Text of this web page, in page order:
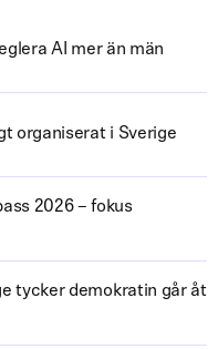
AI mer än män
organiserat i Sverige
2026 – fokus
tycker demokratin går åt